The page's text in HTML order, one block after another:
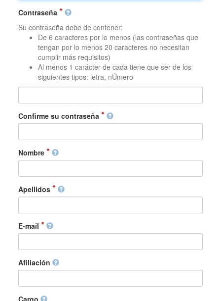
Contraseña
Su contraseña debe de contener:
De 6 caracteres por lo menos (las contraseñas que
tengan por lo menos 20 caracteres no necesitan
cumplir más requisitos)
Al menos 1 carácter de cada tiene que ser de los
siguientes tipos: letra, nÚmero
Confirme su contraseña
Nombre
Apellidos
E-mail
Afiliación
Cargo